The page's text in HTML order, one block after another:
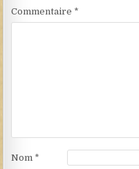
Commentaire *
Nom *